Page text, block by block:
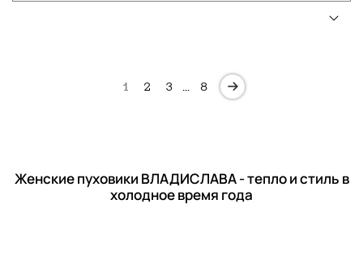
1 2 3 8
Женские пуховики ВЛАДИСЛАВА - тепло и стиль в
холодное время года